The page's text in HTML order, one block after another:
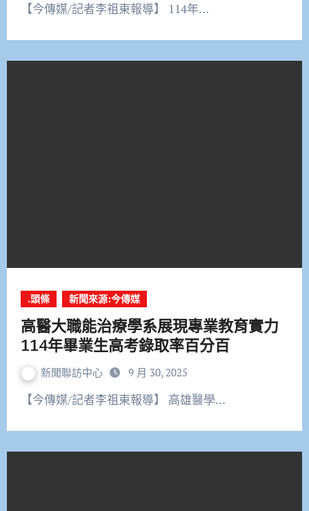
【今傳媒/記者李祖東報導】 114年…
.頭條 新聞來源:今傳媒
高醫大職能治療學系展現專業教育實力
114年畢業生高考錄取率百分百
新聞聯訪中心 9 月 30, 2025
【今傳媒/記者李祖東報導】 高雄醫學…